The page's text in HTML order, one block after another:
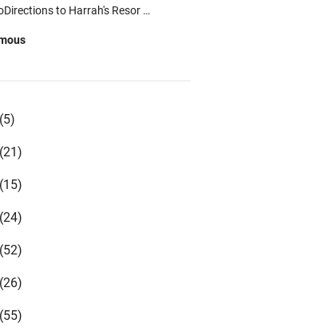
to Harrah's Resor …
vr youtube downloader
Betting Promos 2021 | Betting
sudah tingkat cinta ustadz 😊
ayah bundanya sudah tiada, nisan
(5)
(21)
(15)
(24)
(52)
(26)
(55)